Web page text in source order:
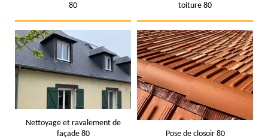
80
toiture 80
Nettoyage et ravalement de
façade 80
Pose de closoir 80